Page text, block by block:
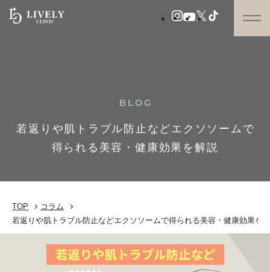
BLOG
若返りや肌トラブル防止などエクソソームで
得られる美容・健康効果を解説
TOP
コラム
若返りや肌トラブル防止などエクソソームで得られる美容・健康効果を